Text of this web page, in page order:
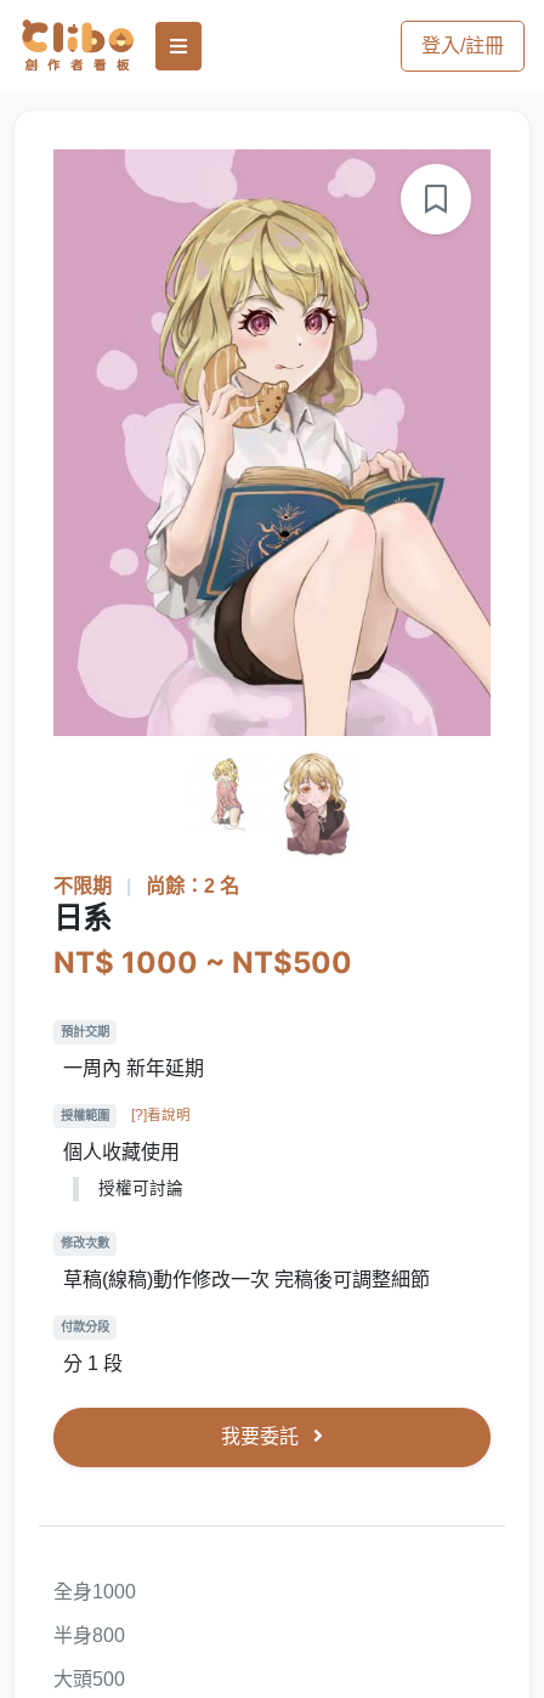
登入/註冊
不限期 尚餘：2 名
日系
NT$ 1000 ~ NT$500
預計交期
一周內 新年延期
授權範圍 [?]看說明
個人收藏使用
授權可討論
修改次數
草稿(線稿)動作修改一次 完稿後可調整細節
付款分段
分 1 段
我要委託
全身1000
半身800
大頭500